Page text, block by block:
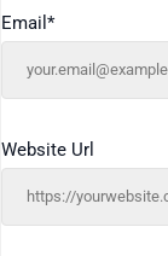
Email *
Website Url